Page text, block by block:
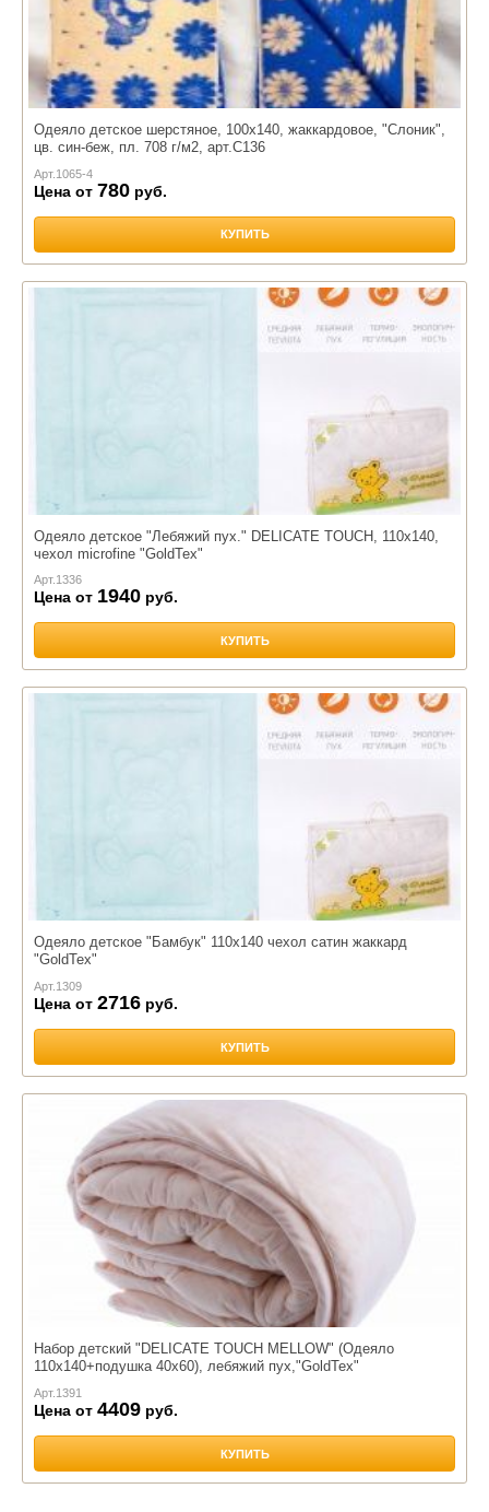
Одеяло детское шерстяное, 100х140, жаккардовое, "Слоник",
цв. син-беж, пл. 708 г/м2, арт.С136
Арт. 1065-4
Цена от 780 руб.
КУПИТЬ
Одеяло детское "Лебяжий пух." DELICATE TOUCH, 110х140,
чехол microfine "GoldTex"
Арт.1336
Цена от 1940 руб.
КУПИТЬ
Одеяло детское "Бамбук" 110х140 чехол сатин жаккард
"GoldTex"
Арт. 1309
Цена от 2716 руб.
КУПИТЬ
Набор детский "DELICATE TOUCH MELLOW" (Одеяло
110х140+подушка 40х60), лебяжий пух,"GoldTex"
Арт. 1391
Цена от 4409 руб.
КУПИТЬ